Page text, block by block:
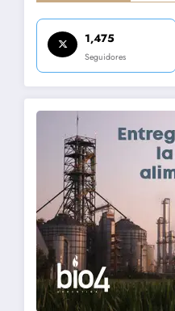
1,475
Seguidores